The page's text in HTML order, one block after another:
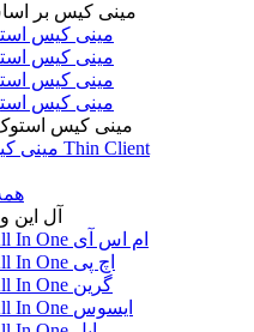
مینی کیس بر
مینی کیس
مینی کیس
مینی کیس
مینی کیس
مینی کیس
مینی کیس استوک Thin Client
آل این
کامپیوتر All In One ام اس آی
کامپیوتر All In One اچ پی
کامپیوتر All In One گرین
کامپیوتر All In One ایسوس